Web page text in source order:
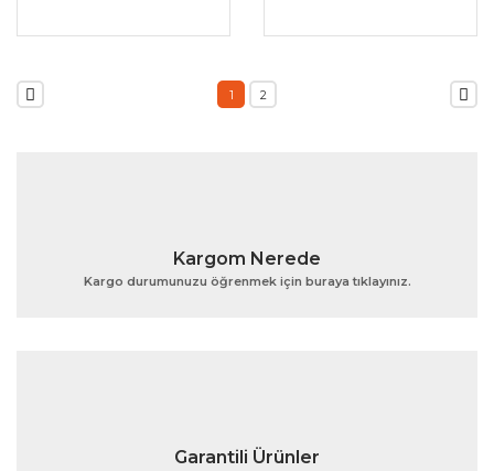
1 2
Kargom Nerede
Kargo durumunuzu öğrenmek için buraya tıklayınız.
Garantili Ürünler